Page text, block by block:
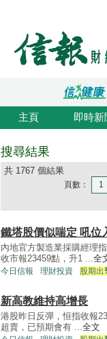
主頁 即時新
搜尋結果
共 1767 個結果
頁數： 1
鐵塔股價似喘定 吼位
內地官方製造業採購經理
收市報23459點，升1 ...全
今日信報 理財投資 股期出
新高教維持高增長
港股昨日反彈，恒指收報
超賣，已預期會有 ...全文